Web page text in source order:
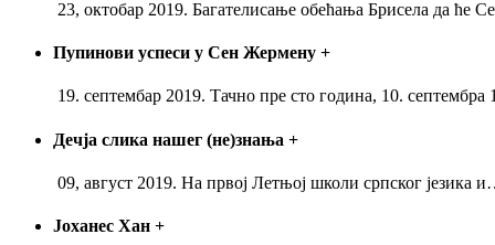
23, октобар 2019. Багателисање обећања Брисела да ће
Пупинови успеси у Сен Жермену +
19. септембар 2019. Тачно пре сто година, 10. септембра
Дечја слика нашег (не)знања +
09, август 2019. На првој Летњој школи српског језика и
Јоханес Хан +